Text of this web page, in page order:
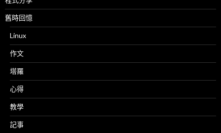
舊時回憶
Linux
作文
塔羅
心得
教學
記事